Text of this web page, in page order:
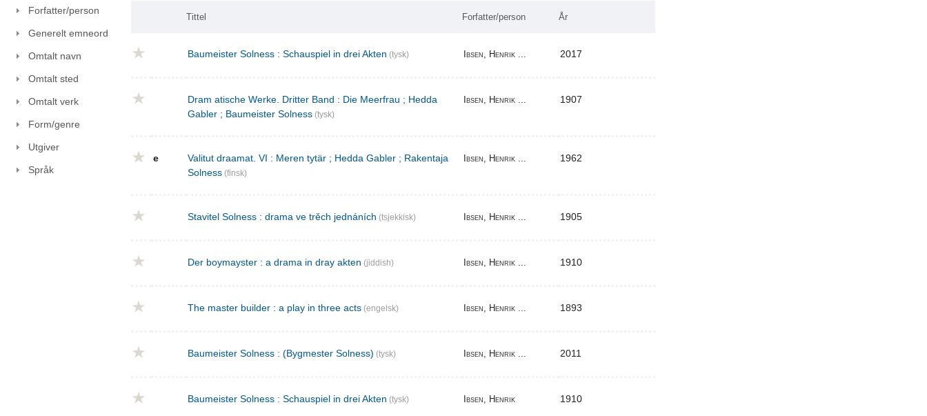
Forfatter/person
Generelt emneord
Omtalt navn
Omtalt sted
Omtalt verk
Form/genre
Utgiver
Språk
Tittel Forfatter/person År
Baumeister Solness : Schauspiel in drei Akten (tysk) Ibsen, Henrik ... 2017
Dram atische Werke. Dritter Band : Die Meerfrau ; Hedda
Gabler ; Baumeister Solness (tysk)
Ibsen, Henrik ... 1907
e
Valitut draamat. VI : Meren tytär ; Hedda Gabler ; Rakentaja
Solness (finsk)
Ibsen, Henrik ... 1962
Stavitel Solness : drama ve trěch jednáních (tsjekkisk) Ibsen, Henrik ... 1905
Der boymayster : a drama in dray akten (jiddish) Ibsen, Henrik ... 1910
The master builder : a play in three acts (engelsk) Ibsen, Henrik ... 1893
Baumeister Solness : (Bygmester Solness) (tysk) Ibsen, Henrik ... 2011
Baumeister Solness : Schauspiel in drei Akten (tysk) Ibsen, Henrik 1910